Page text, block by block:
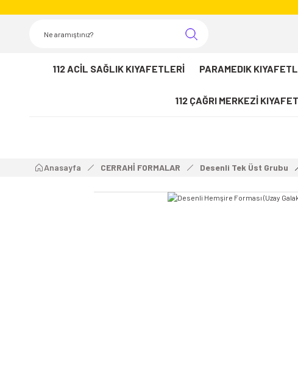
112 ACİL SAĞLIK KIYAFETLERİ PARAMEDIK
112 ÇAĞRI MERKEZİ
Anasayfa CERRAHİ FORMALAR Desenli Tek Üst Grubu